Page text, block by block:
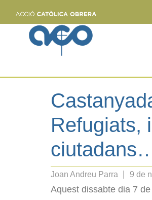
Refugiats,
Joan Andreu Parra 9 de
Aquest dissabte dia 7